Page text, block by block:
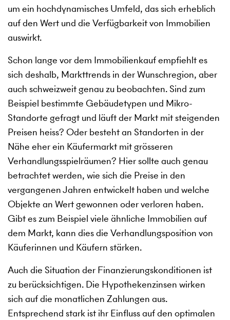
um ein hochdynamisches Umfeld, das sich erheblich
auf den Wert und die Verfügbarkeit von Immobilien
auswirkt.
Schon lange vor dem Immobilienkauf empfiehlt es
sich deshalb, Markttrends in der Wunschregion, aber
auch schweizweit genau zu beobachten. Sind zum
Beispiel bestimmte Gebäudetypen und Mikro-
Standorte gefragt und läuft der Markt mit steigenden
Preisen heiss? Oder besteht an Standorten in der
Nähe eher ein Käufermarkt mit grösseren
Verhandlungsspielräumen? Hier sollte auch genau
betrachtet werden, wie sich die Preise in den
vergangenen Jahren entwickelt haben und welche
Objekte an Wert gewonnen oder verloren haben.
Gibt es zum Beispiel viele ähnliche Immobilien auf
dem Markt, kann dies die Verhandlungsposition von
Käuferinnen und Käufern stärken.
Auch die Situation der Finanzierungskonditionen ist
zu berücksichtigen. Die Hypothekenzinsen wirken
sich auf die monatlichen Zahlungen aus.
Entsprechend stark ist ihr Einfluss auf den optimalen